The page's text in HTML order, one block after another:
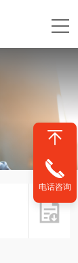
电话咨询